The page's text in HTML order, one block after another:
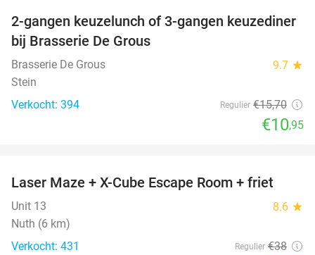
30%
2-gangen keuzelunch of 3-gangen keuzediner
bij Brasserie De Grous
Brasserie De Grous 9.7 star
Stein
Verkocht: 394
Regulier €15,70
€10,95
39%
Laser Maze + X-Cube Escape Room + friet
Unit 13 8.6 star
Nuth (6 km)
Verkocht: 431
Regulier €38